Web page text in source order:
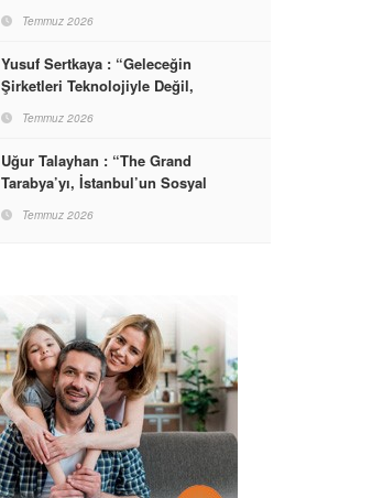
Temmuz 2026
Yusuf Sertkaya : “Geleceğin
Şirketleri Teknolojiyle Değil,
Temmuz 2026
Uğur Talayhan : “The Grand
Tarabya’yı, İstanbul’un Sosyal
Destinasyon Haline Getirmeyi
Temmuz 2026